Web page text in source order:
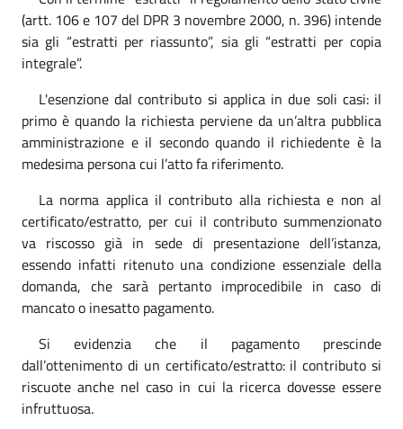
(artt. 106 e 107 del DPR 3 novembre 2000, n. 396) intende
sia gli “estratti per riassunto”, sia gli “estratti per copia
integrale”.
L'esenzione dal contributo si applica in due soli casi: il
primo è quando la richiesta perviene da un’altra pubblica
amministrazione e il secondo quando il richiedente è la
medesima persona cui l’atto fa riferimento.
La norma applica il contributo alla richiesta e non al
certificato/estratto, per cui il contributo summenzionato
va riscosso già in sede di presentazione dell’istanza,
essendo infatti ritenuto una condizione essenziale della
domanda, che sarà pertanto improcedibile in caso di
mancato o inesatto pagamento.
Si evidenzia che il pagamento prescinde
dall’ottenimento di un certificato/estratto: il contributo si
riscuote anche nel caso in cui la ricerca dovesse essere
infruttuosa.